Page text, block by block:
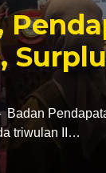
tugas
terhadap